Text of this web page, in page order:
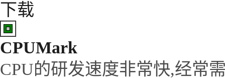
下载
CPUMark
CPU的研发速度非常快,经常